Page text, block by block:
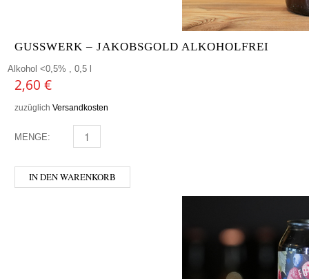
GUSSWERK – JAKOBSGOLD ALKOHOLFREI
Alkohol <0,5% , 0,5 l
2,60 €
zuzüglich Versandkosten
MENGE: GUSSWERK - JAKOBSGOLD ALKOHOLFREI MENGE
IN DEN WARENKORB